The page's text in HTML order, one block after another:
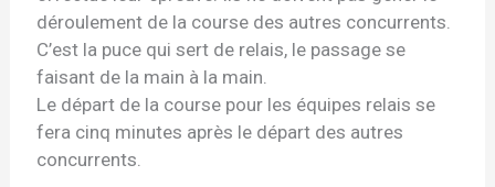
déroulement de la course des autres concurrents.
C’est la puce qui sert de relais, le passage se
faisant de la main à la main.
Le départ de la course pour les équipes relais se
fera cinq minutes après le départ des autres
concurrents.